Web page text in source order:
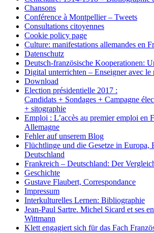
Chansons
Conférence à Montpellier – Tweets
Consultations citoyennes
Cookie policy page
Culture: manifestations allemandes en
Datenschutz
Deutsch-französische Kooperationen:
Digital unterrichten – Enseigner avec le
Download
Election présidentielle 2017 :
Candidats + Sondages + Campagne
+ sitographie
Emploi : L’accès au premier emploi en
Allemagne
Fehler auf unserem Blog
Flüchtlinge und die Gesetze in Europa,
Deutschland
Frankreich – Deutschland: Der
Geschichte
Gustave Flaubert, Correspondance
Impressum
Interkulturelles Lernen: Bibliographie
Jean-Paul Sartre. Michel Sicard et ses
Wittmann
Klett engagiert sich für das Fach